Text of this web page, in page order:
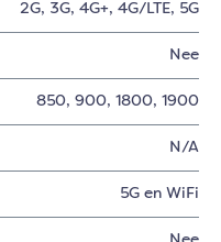
2G, 3G, 4G+, 4G/LTE, 5G
Nee
850, 900, 1800, 1900
N/A
5G en WiFi